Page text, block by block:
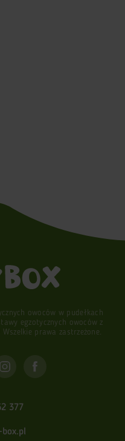
owoców w pudełkach
egzotycznych owoców z
prawa zastrzeżone.
377